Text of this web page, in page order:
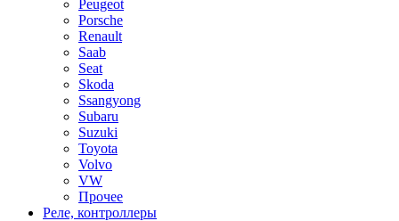
Peugeot
Porsche
Renault
Saab
Seat
Skoda
Ssangyong
Subaru
Suzuki
Toyota
Volvo
VW
Прочее
Реле, контроллеры